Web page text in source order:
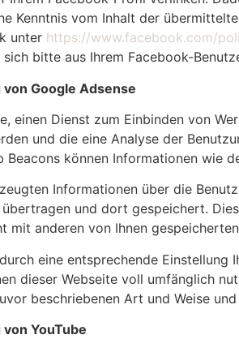
Kenntnis vom Inhalt der
unter https://www.facebook.com/
bitte aus Ihrem Facebook-
Google Adsense
einen Dienst zum Einbinden von
und die eine Analyse der
Beacons können Informationen wie
Informationen über die
und dort gespeichert.
mit anderen von Ihnen
eine entsprechende
dieser Webseite voll umfänglich
beschriebenen Art und Weise
YouTube